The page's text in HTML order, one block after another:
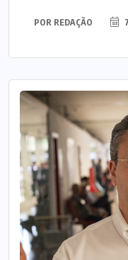
POR REDAÇÃO